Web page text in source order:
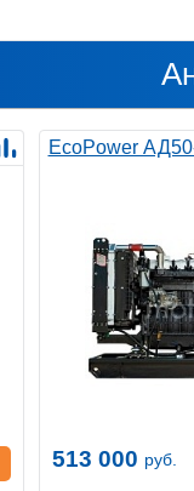
EcoPower
513 000 руб.